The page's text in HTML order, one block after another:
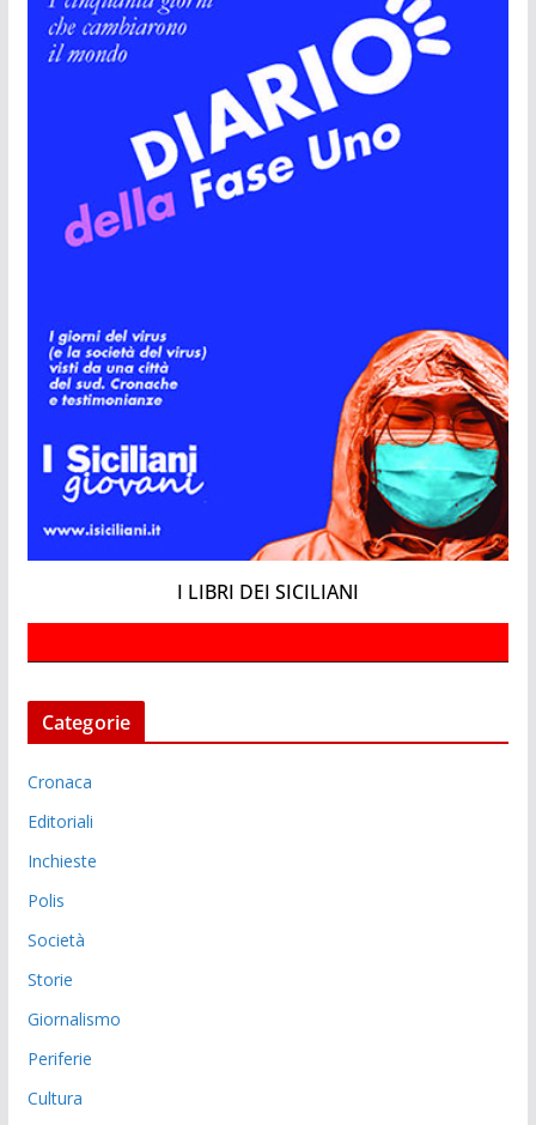
I LIBRI DEI SICILIANI
Categorie
Cronaca
Editoriali
Inchieste
Polis
Società
Storie
Giornalismo
Periferie
Cultura